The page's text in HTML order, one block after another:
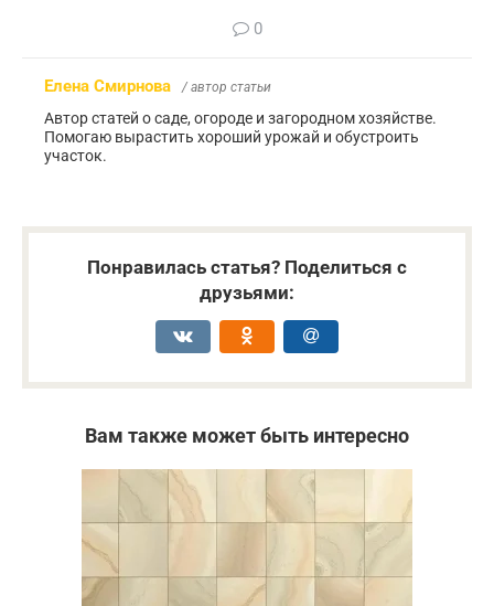
0
Елена Смирнова / автор статьи
Автор статей о саде, огороде и загородном хозяйстве.
Помогаю вырастить хороший урожай и обустроить
участок.
Понравилась статья? Поделиться с
друзьями:
Вам также может быть интересно